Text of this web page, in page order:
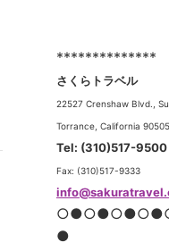
**************
さくらトラベル
22527 Crenshaw Blvd.,
Torrance, California 90505
Tel: (310)517-9500
Fax: (310)517-9333
●